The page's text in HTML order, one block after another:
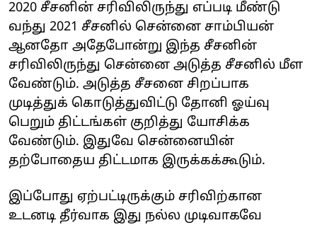
2020 சீசனின் சரிவிலிருந்து எப்படி மீண்டு
வந்து 2021 சீசனில் சென்னை சாம்பியன்
ஆனதோ அதேபோன்று இந்த சீசனின்
சரிவிலிருந்து சென்னை அடுத்த சீசனில் மீள
வேண்டும். அடுத்த சீசனை சிறப்பாக
முடித்துக் கொடுத்துவிட்டு தோனி ஓய்வு
பெறும் திட்டங்கள் குறித்து யோசிக்க
வேண்டும். இதுவே சென்னையின்
தற்போதைய திட்டமாக இருக்கக்கூடும்.
இப்போது ஏற்பட்டிருக்கும் சரிவிற்கான
உடனடி தீர்வாக இது நல்ல முடிவாகவே